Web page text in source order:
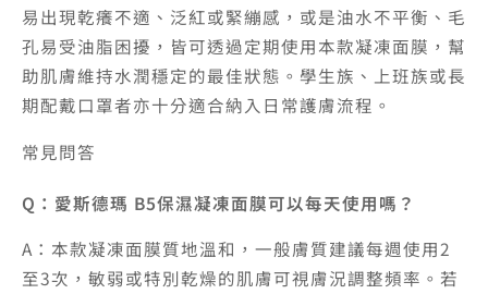
易出現乾癢不適、泛紅或緊繃感，或是油水不平衡、毛
孔易受油脂困擾，皆可透過定期使用本款凝凍面膜，幫
助肌膚維持水潤穩定的最佳狀態。學生族、上班族或長
期配戴口罩者亦十分適合納入日常護膚流程。
常見問答
Q：愛斯德瑪 B5保濕凝凍面膜可以每天使用嗎？
A：本款凝凍面膜質地溫和，一般膚質建議每週使用2
至3次，敏弱或特別乾燥的肌膚可視膚況調整頻率。若